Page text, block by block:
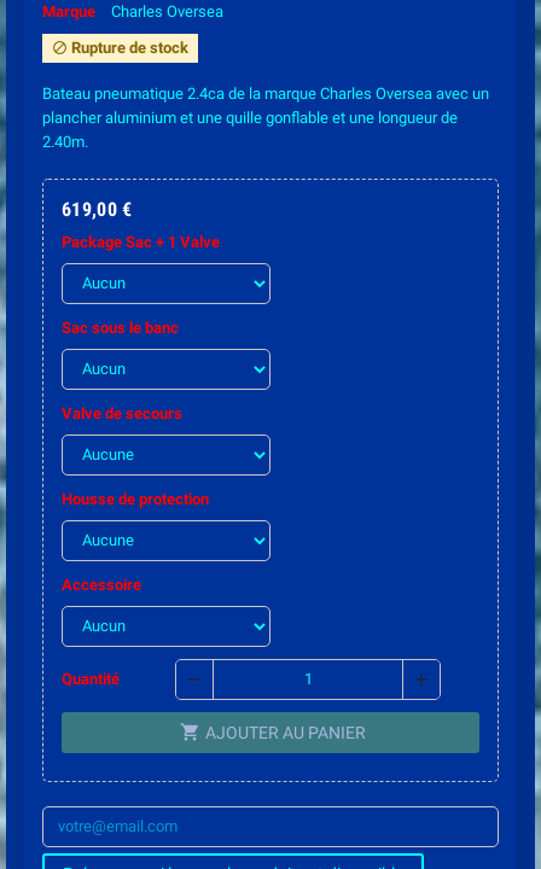
Marque Charles Oversea
block Rupture de stock
Bateau pneumatique 2.4ca de la marque Charles Oversea avec un
plancher aluminium et une quille gonflable et une longueur de
2.40m.
619,00 €
Package Sac + 1 Valve
Sac sous le banc
Valve de secours
Housse de protection
Accessoire
Quantité remove add
shopping_cart AJOUTER AU PANIER